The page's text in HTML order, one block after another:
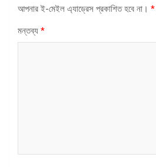
আপনার ই-মেইল এ্যাড্রেস প্রকাশিত হবে না। *
মন্তব্য *